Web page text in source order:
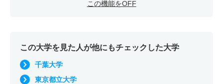
この機能をOFF
この大学を見た人が他にもチェックした大学
千葉大学
東京都立大学